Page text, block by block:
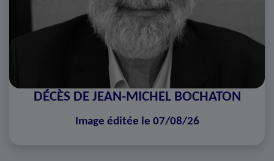
DÉCÈS DE JEAN-MICHEL BOCHATON
Image éditée le 07/08/26